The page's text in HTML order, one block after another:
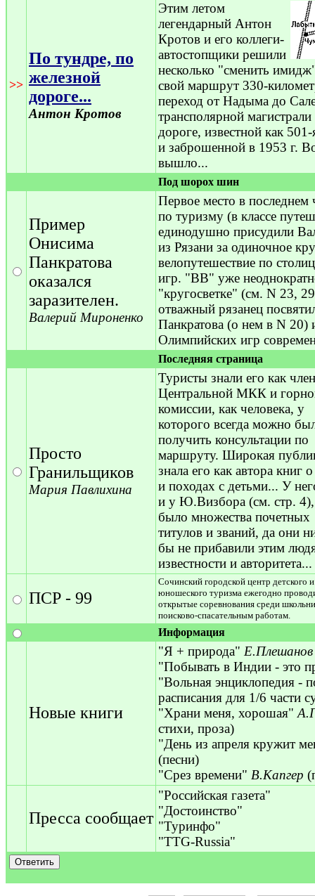
>>
По тундре, по
железной
дороге...
Антон Кротов
Этим летом
легендарный Антон
Кротов и его коллеги-
автостопщики решили
несколько "сменить
свой маршрут 330-
переход от Надыма до
трансполярной
дороге, известной как
и заброшенной в 1953 г.
вышло...
Под шорох шин
Пример
Онисима
Панкратова
оказался
заразителен.
Валерий Мироненко
Первое место в последнем
по туризму (в классе
единодушно присудили
из Рязани за одиночное
велопутешествие по
игр. "ВВ" уже
"кругосветке" (см. N 23,
отважный рязанец
Панкратова (о нем в N 20)
Олимпийских игр
Последняя страница
Просто
Гранильщиков
Мария Павлихина
Туристы знали его как
Центральной МКК и
комиссии, как человека, у
которого всегда можно
получить консультации по
маршруту. Широкая
знала его как автора книг
и походах с детьми... У
и у Ю.Визбора (см. стр.
было множества почетных
титулов и званий, да они
бы не прибавили этим
известности и авторитета...
ПСР - 99
Сочинский городской центр детского и
юношеского туризма ежегодно
открытые соревнования среди
поисково-спасательным работам.
Информация
Новые книги
"Я + природа" Е.Плешанов
"Побывать в Индии - это
"Вольная энциклопедия -
расписания для 1/6 части
"Храни меня, хорошая"
стихи, проза)
"День из апреля кружит
(песни)
"Срез времени" В.Капгер
Пресса сообщает
"Российская газета"
"Достоинство"
"Туринфо"
"TTG-Russia"